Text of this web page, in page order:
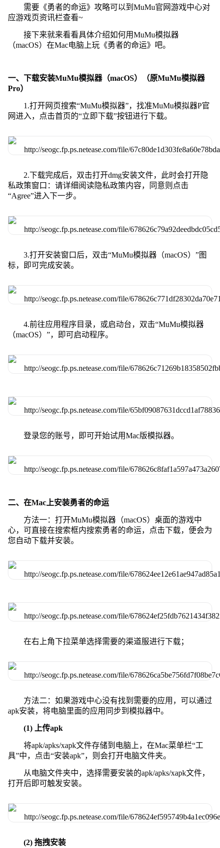
需要《勇者的命运》攻略可以到MuMu官网游戏中心对
应游戏页资讯栏查看~
接下来就来看看具体介绍如何用MuMu模拟器
（macOS）在Mac电脑上玩《勇者的命运》吧。
一、下载安装MuMu模拟器（macOS）（原MuMu模拟器
Pro）
1.打开网页搜索“MuMu模拟器”，找准MuMu模拟器P官
网进入，点击首页的“立即下载”按钮进行下载。
2.下载完成后，双击打开dmg安装文件，此时会打开隐
私政策窗口：请详细阅读隐私政策内容，同意则点击
“Agree”进入下一步。
3.打开安装窗口后，双击“MuMu模拟器（macOS）”图
标，即可完成安装。
4.前往应用程序目录，或启动台，双击“MuMu模拟器
（macOS）”，即可启动程序。
登录您的账号，即可开始试用Mac版模拟器。
二、在Mac上安装勇者的命运
方法一：打开MuMu模拟器（macOS）桌面的游戏中
心，可直接在搜索框内搜索勇者的命运，点击下载，便会为
您自动下载并安装。
在右上角下拉菜单选择需要的渠道服进行下载；
方法二：如果游戏中心没有找到需要的应用，可以通过
apk安装，将电脑里面的应用同步到模拟器中。
(1) 上传apk
将apk/apks/xapk文件存储到电脑上，在Mac菜单栏“工
具”中，点击“安装apk”，则会打开电脑文件夹。
从电脑文件夹中，选择需要安装的apk/apks/xapk文件，
打开后即可触发安装。
(2) 拖拽安装